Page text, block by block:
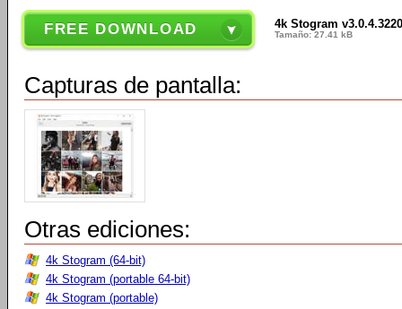
FREE DOWNLOAD 4k Stogram
Tamaño: 27.41 kB
Capturas de pantalla:
Otras ediciones:
4k Stogram (64-bit)
4k Stogram (portable 64-bit)
4k Stogram (portable)